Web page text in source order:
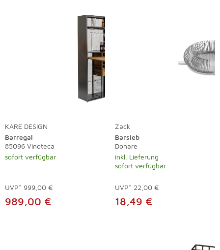
KARE DESIGN
Barregal
85096 Vinoteca
sofort verfügbar
UVP* 999,00 €
989,00 €
Zack
Barsieb
Donare
inkl. Lieferung
sofort verfügbar
UVP* 22,00 €
18,49 €